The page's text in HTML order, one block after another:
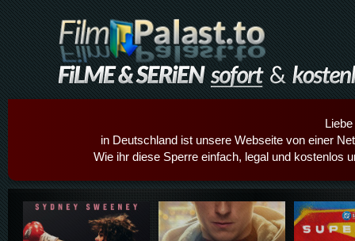
in Deutschland ist unsere Webseite von einer
Wie ihr diese Sperre einfach, legal und kostenlos
Details,Play Details,Play